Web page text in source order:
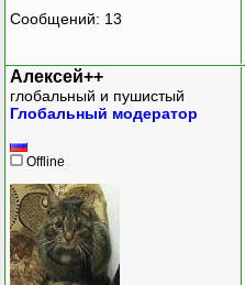
Сообщений: 13
Алексей++
глобальный и пушистый
Глобальный модератор
Offline